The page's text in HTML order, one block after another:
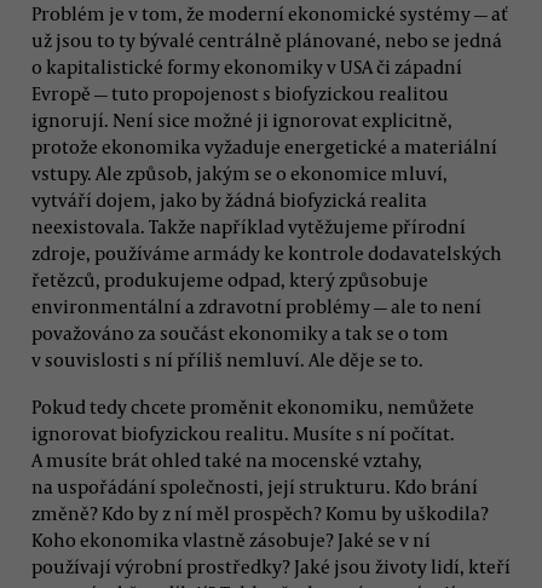
Problém je v tom, že moderní ekonomické systémy — ať
už jsou to ty bývalé centrálně plánované, nebo se jedná
o kapitalistické formy ekonomiky v USA či západní
Evropě — tuto propojenost s biofyzickou realitou
ignorují. Není sice možné ji ignorovat explicitně,
protože ekonomika vyžaduje energetické a materiální
vstupy. Ale způsob, jakým se o ekonomice mluví,
vytváří dojem, jako by žádná biofyzická realita
neexistovala. Takže například vytěžujeme přírodní
zdroje, používáme armády ke kontrole dodavatelských
řetězců, produkujeme odpad, který způsobuje
environmentální a zdravotní problémy — ale to není
považováno za součást ekonomiky a tak se o tom
v souvislosti s ní příliš nemluví. Ale děje se to.
Pokud tedy chcete proměnit ekonomiku, nemůžete
ignorovat biofyzickou realitu. Musíte s ní počítat.
A musíte brát ohled také na mocenské vztahy,
na uspořádání společnosti, její strukturu. Kdo brání
změně? Kdo by z ní měl prospěch? Komu by uškodila?
Koho ekonomika vlastně zásobuje? Jaké se v ní
používají výrobní prostředky? Jaké jsou životy lidí, kteří